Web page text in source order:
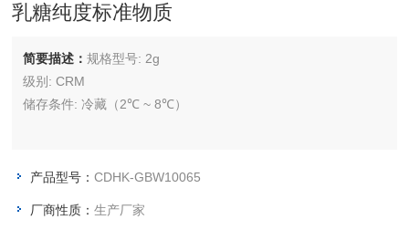
乳糖纯度标准物质
简要描述：规格型号: 2g
级别: CRM
储存条件: 冷藏（2℃ ~ 8℃）
产品型号：CDHK-GBW10065
厂商性质：生产厂家